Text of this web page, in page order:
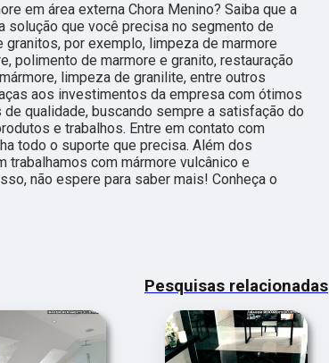
em área externa Chora Menino? Saiba que a
solução que você precisa no segmento de
granitos, por exemplo, limpeza de marmore
polimento de marmore e granito, restauração
limpeza de granilite, entre outros
aos investimentos da empresa com ótimos
qualidade, buscando sempre a satisfação do
e trabalhos. Entre em contato com
todo o suporte que precisa. Além dos
trabalhamos com mármore vulcânico e
não espere para saber mais! Conheça o
Pesquisas relacionadas